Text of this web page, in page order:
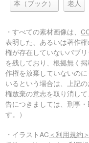
本（ブック） 老人
・すべての素材画像は、
表明した、あるいは著作
権が存在していないパブ
を残しており、根拠無く
作権を放棄していないの
いるという場合は、上記
権放棄の意志を取り消し
告につきましては、刑事
す。）
・イラストAC ＜利用規約＞